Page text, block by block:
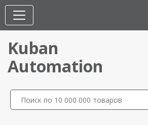
Kuban
Automation